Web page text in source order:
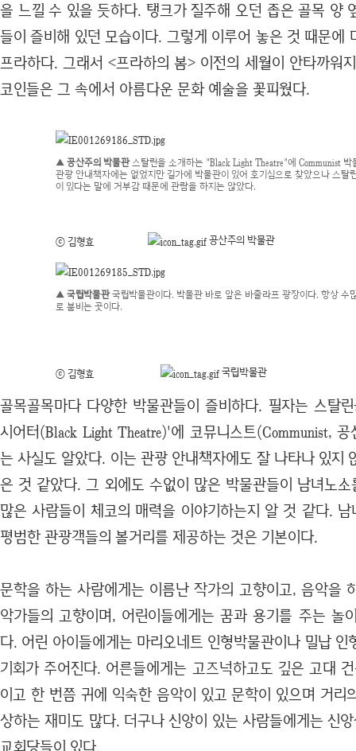
을 느낄 수 있을 듯하다. 탱크가 질주해 오던 좁은 골목 양
들이 즐비해 있던 모습이다. 그렇게 이루어 놓은 것 때문에
프라하다. 그래서 <프라하의 봄> 이전의 세월이 안타까워
코인들은 그 속에서 아름다운 문화 예술을 꽃피웠다.
▲ 공산주의 박물관스탈린을 소개하는 "Black Light Theatre"에 Communist 박
관광 안내책자에는 없었지만 길가에 박물관이 있어 호기심으로 찾았으나 스탈
이 있다는 말에 거부감 때문에 관람을 하지는 않았다.
ⓒ 김형효 공산주의 박물관
▲ 국립박물관국립박물관이다. 박물관 바로 앞은 바출라프 광장이다. 항상 수
로 붐비는 곳이다.
ⓒ 김형효 국립박물관
골목골목마다 다양한 박물관들이 즐비하다. 필자는 스탈
시어터(Black Light Theatre)'에 코뮤니스트(Communist,
는 사실도 알았다. 이는 관광 안내책자에도 잘 나타나 있지
은 것 같았다. 그 외에도 수없이 많은 박물관들이 남녀노
많은 사람들이 체코의 매력을 이야기하는지 알 것 같다.
평범한 관광객들의 볼거리를 제공하는 것은 기본이다.
문학을 하는 사람에게는 이름난 작가의 고향이고, 음악을
악가들의 고향이며, 어린이들에게는 꿈과 용기를 주는 놀
다. 어린 아이들에게는 마리오네트 인형박물관이나 밀납
기회가 주어진다. 어른들에게는 고즈넉하고도 깊은 고대
이고 한 번쯤 귀에 익숙한 음악이 있고 문학이 있으며 거리
상하는 재미도 많다. 더구나 신앙이 있는 사람들에게는 신
교회당들이 있다.